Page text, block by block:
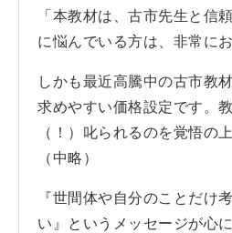
「本教材は、古市先生と信
に悩んでいる方は、非常に
しかも最近高騰中の古市教
求めやすい価格設定です。
（！）叱られるのを覚悟の
（中略）
『世間体や自分のことだけ
い』というメッセージが心